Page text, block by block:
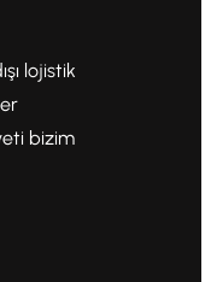
lojistik
bizim